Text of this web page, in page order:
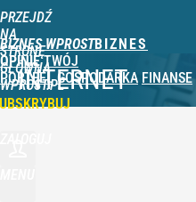
PRZEJDŹ
NA
STRONĘ
GŁÓWNĄ
WPROST.PL
BIZNES WPROST
OPINIE TWÓJ
PORTFEL GOSPODARKA FINANSE
INTERNET